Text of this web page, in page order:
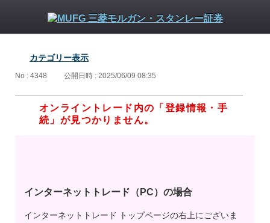
カテゴリー表示
No : 4348 公開日時 : 2025/06/09 08:35
オンライントレード内の「登録情報・手
続」が見つかりません。
インターネットトレード（PC）の場合
インターネットトレード トップページの右上にございま